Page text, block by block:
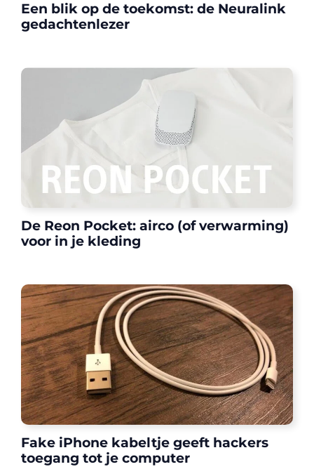
Een blik op de toekomst: de Neuralink
gedachtenlezer
De Reon Pocket: airco (of verwarming)
voor in je kleding
Fake iPhone kabeltje geeft hackers
toegang tot je computer